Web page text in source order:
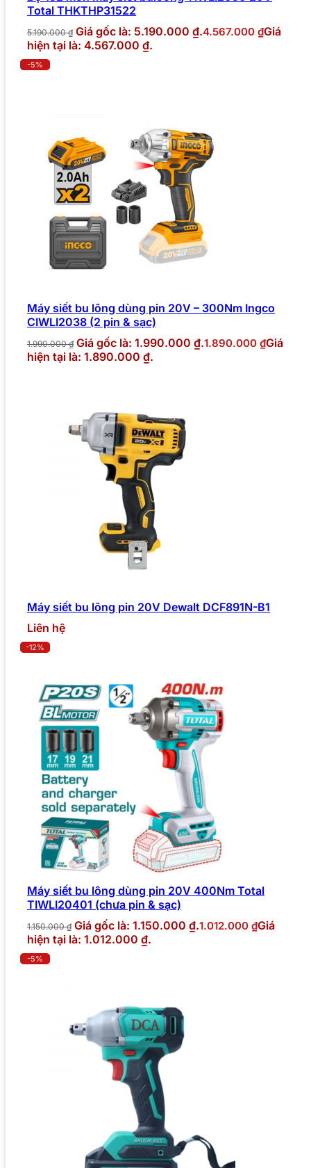
Total THKTHP31522
5.190.000₫ Giá gốc là: 5.190.000 ₫.4.567.000 ₫Giá
hiện tại là: 4.567.000 ₫.
-5%
Máy siết bu lông dùng pin 20V – 300Nm Ingco
CIWLI2038 (2 pin & sạc)
1.990.000₫ Giá gốc là: 1.990.000 ₫.1.890.000 ₫Giá
hiện tại là: 1.890.000 ₫.
Máy siết bu lông pin 20V Dewalt DCF891N-B1
Liên hệ
-12%
Máy siết bu lông dùng pin 20V 400Nm Total
TIWLI20401 (chưa pin & sạc)
1.150.000₫ Giá gốc là: 1.150.000 ₫.1.012.000 ₫Giá
hiện tại là: 1.012.000 ₫.
-5%